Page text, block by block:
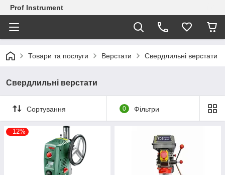
Prof Instrument
Товари та послуги Верстати Свердлильні верстати
Свердлильні верстати
Сортування 0 Фільтри
–12%